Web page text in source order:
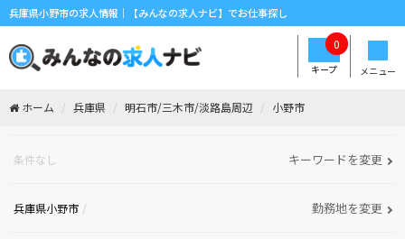
兵庫県小野市の求人情報｜【みんなの求人ナビ】でお仕事探し
メニュー
キープ
0
ホーム 兵庫県 明石市/三木市/淡路島周辺 小野市
条件なし キーワードを変更
兵庫県小野市 勤務地を変更